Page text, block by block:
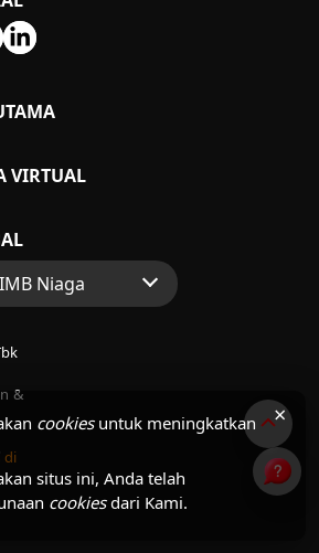
×
cookiesuntuk meningkatkan
situs ini, Anda telah
cookiesdari Kami.
VIRTUAL
Niaga
Konsumen
Syariah
&
di